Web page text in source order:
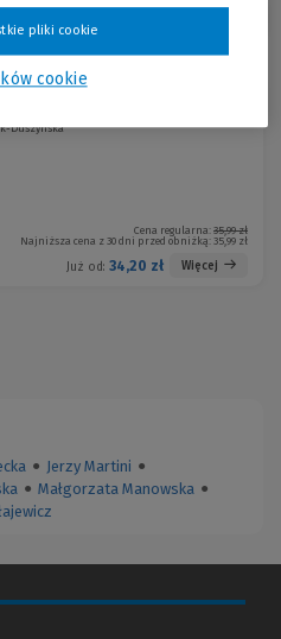
Duszyńska
Cena regularna: 35,99 zł
Najniższa cena z 30 dni przed obniżką: 35,99 zł
Już od: 34,20 zł Więcej
● Jerzy Martini ●
● Małgorzata Manowska ●
cookie
pliki cookie